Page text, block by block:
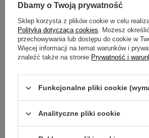
Maciejka Botki Damskie Rudo
Zielony
469,00 zł
Maciejka
beżowy
04/00-5
399,00
Dbamy o Twoją prywatność
Sklep korzysta z plików cookie w celu
Polityką dotyczącą cookies. Możesz
przechowywania lub dostępu do cookie w
Więcej informacji na temat warunków i
znaleźć także na stronie Prywatność i
Funkcjonalne pliki cookie
Analityczne pliki cookie